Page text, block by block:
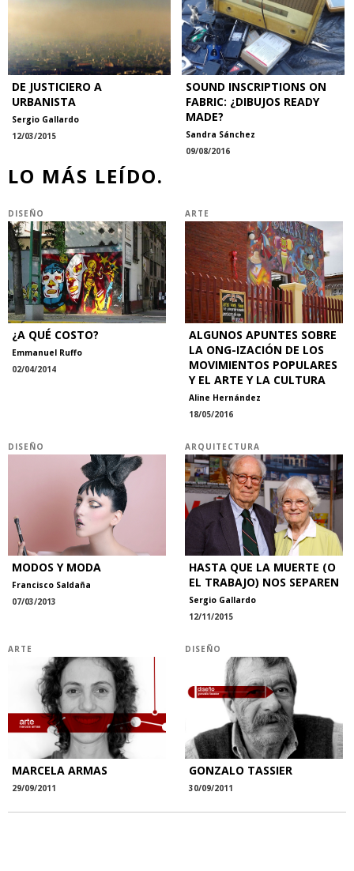
DE JUSTICIERO A
URBANISTA
Sergio Gallardo
12/03/2015
SOUND INSCRIPTIONS ON
FABRIC: ¿DIBUJOS READY
MADE?
Sandra Sánchez
09/08/2016
LO MÁS LEÍDO.
DISEÑO
¿A QUÉ COSTO?
Emmanuel Ruffo
02/04/2014
ARTE
ALGUNOS APUNTES SOBRE
LA ONG-IZACIÓN DE LOS
MOVIMIENTOS POPULARES
Y EL ARTE Y LA CULTURA
Aline Hernández
18/05/2016
DISEÑO
MODOS Y MODA
Francisco Saldaña
07/03/2013
ARQUITECTURA
HASTA QUE LA MUERTE (O
EL TRABAJO) NOS SEPAREN
Sergio Gallardo
12/11/2015
ARTE
MARCELA ARMAS
29/09/2011
DISEÑO
GONZALO TASSIER
30/09/2011